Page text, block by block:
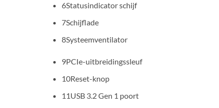
6Statusindicator schijf
7Schijflade
8Systeemventilator
9PCIe-uitbreidingssleuf
10Reset-knop
11USB 3.2 Gen 1 poort